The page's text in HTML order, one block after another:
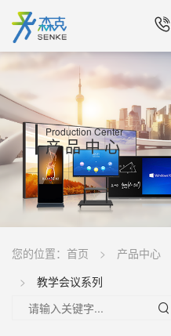
Production Center
产品中心
您的位置： 首页 产品中心
教学会议系列